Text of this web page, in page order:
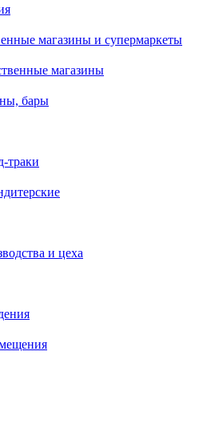
магазины и супермаркеты
магазины
бары
траки
и цеха